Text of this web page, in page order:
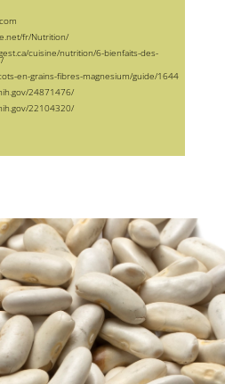
fr/Nutrition/
cuisine/nutrition/6-bienfaits-des-
en-grains-fibres-magnesium/guide/1644
24871476/
22104320/